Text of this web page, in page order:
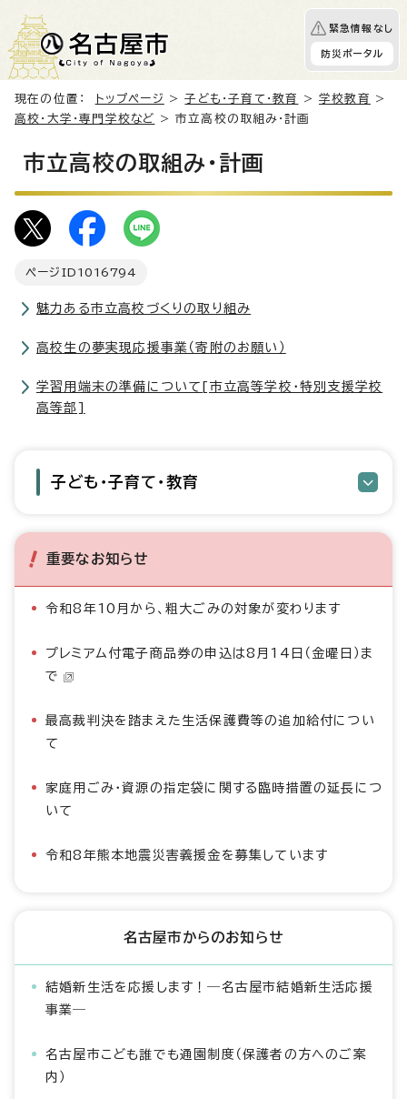
緊急情報なし
防災ポータル
現在の位置： トップページ >子ども・子育て・教育 >学校教育
>
高校・大学・専門学校など
> 市立高校の取組み・計画
市立高校の取組み・計画
ページID 1016794
魅力ある市立高校づくりの取り組み
高校生の夢実現応援事業（寄附のお願い）
学習用端末の準備について[市立高等学校・特別支援学校
高等部]
子ども・子育て・教育
重要なお知らせ
令和8年10月から、粗大ごみの対象が変わります
プレミアム付電子商品券の申込は8月14日（金曜日）ま
で
最高裁判決を踏まえた生活保護費等の追加給付につい
て
家庭用ごみ・資源の指定袋に関する臨時措置の延長につ
いて
令和8年熊本地震災害義援金を募集しています
名古屋市からのお知らせ
結婚新生活を応援します！―名古屋市結婚新生活応援
事業―
名古屋市こども誰でも通園制度（保護者の方へのご案
内）